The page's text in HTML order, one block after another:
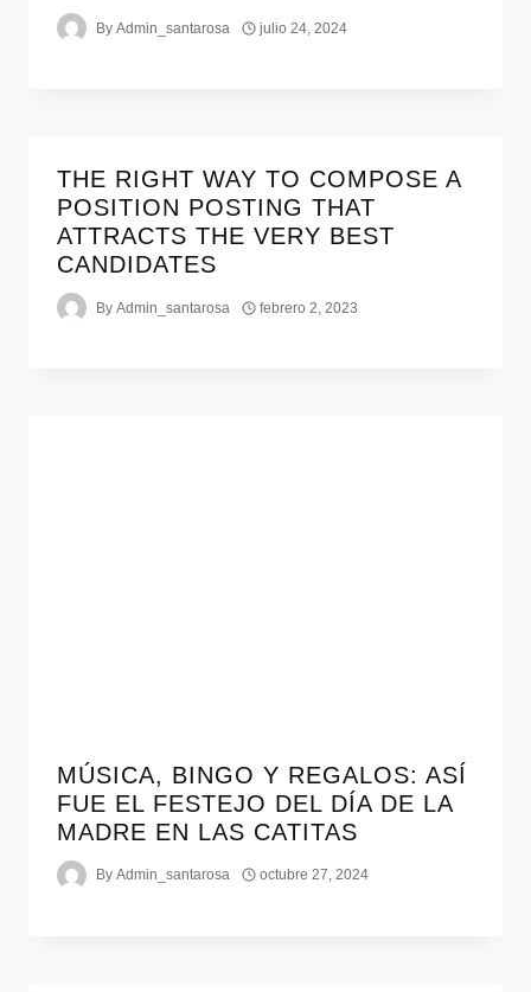
By Admin_santarosa julio 24, 2024
THE RIGHT WAY TO COMPOSE A
POSITION POSTING THAT
ATTRACTS THE VERY BEST
CANDIDATES
By Admin_santarosa febrero 2, 2023
MÚSICA, BINGO Y REGALOS: ASÍ
FUE EL FESTEJO DEL DÍA DE LA
MADRE EN LAS CATITAS
By Admin_santarosa octubre 27, 2024